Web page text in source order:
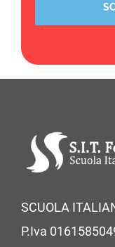
SCUOLA
P.Iva